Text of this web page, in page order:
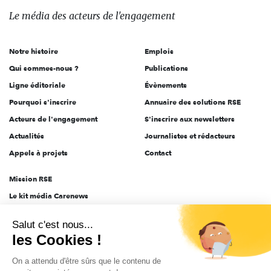
des
l'engagement
Le média des acteurs de l'engagement
Notre histoire
Qui sommes-nous ?
Ligne éditoriale
Pourquoi s'inscrire
Acteurs de l'engagement
Actualités
Appels à projets
Emplois
Publications
Évènements
Annuaire des solutions RSE
S'inscrire aux newsletters
Journalistes et rédacteurs
Contact
Mission RSE
Le kit média Carenews
AEF info
Novethic
PRODURABLE
Salut c'est nous...
les Cookies !
On a attendu d'être sûrs que le contenu de